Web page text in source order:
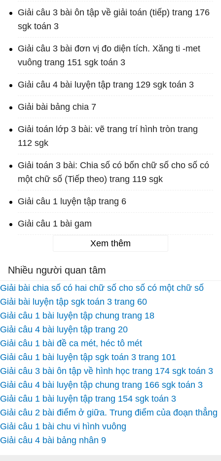
Giải câu 3 bài ôn tập về giải toán (tiếp) trang 176
sgk toán 3
Giải câu 3 bài đơn vị đo diện tích. Xăng ti -met
vuông trang 151 sgk toán 3
Giải câu 4 bài luyện tập trang 129 sgk toán 3
Giải bài bảng chia 7
Giải toán lớp 3 bài: vẽ trang trí hình tròn trang
112 sgk
Giải toán 3 bài: Chia số có bốn chữ số cho số có
một chữ số (Tiếp theo) trang 119 sgk
Giải câu 1 luyện tập trang 6
Giải câu 1 bài gam
Xem thêm
Nhiều người quan tâm
Giải bài chia số có hai chữ số cho số có một chữ số
Giải bài luyện tập sgk toán 3 trang 60
Giải câu 1 bài luyện tập chung trang 18
Giải câu 4 bài luyện tập trang 20
Giải câu 1 bài đề ca mét, héc tô mét
Giải câu 1 bài luyện tập sgk toán 3 trang 101
Giải câu 3 bài ôn tập về hình học trang 174 sgk toán 3
Giải câu 4 bài luyện tập chung trang 166 sgk toán 3
Giải câu 1 bài luyện tập trang 154 sgk toán 3
Giải câu 2 bài điểm ở giữa. Trung điểm của đoạn thẳng
Giải câu 1 bài chu vi hình vuông
Giải câu 4 bài bảng nhân 9